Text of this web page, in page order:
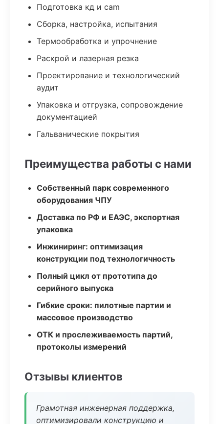
Подготовка кд и cam
Сборка, настройка, испытания
Термообработка и упрочнение
Раскрой и лазерная резка
Проектирование и технологический
аудит
Упаковка и отгрузка, сопровождение
документацией
Гальванические покрытия
Преимущества работы с нами
Собственный парк современного
оборудования ЧПУ
Доставка по РФ и ЕАЭС, экспортная
упаковка
Инжиниринг: оптимизация
конструкции под технологичность
Полный цикл от прототипа до
серийного выпуска
Гибкие сроки: пилотные партии и
массовое производство
ОТК и прослеживаемость партий,
протоколы измерений
Отзывы клиентов
Грамотная инженерная поддержка,
оптимизировали конструкцию и